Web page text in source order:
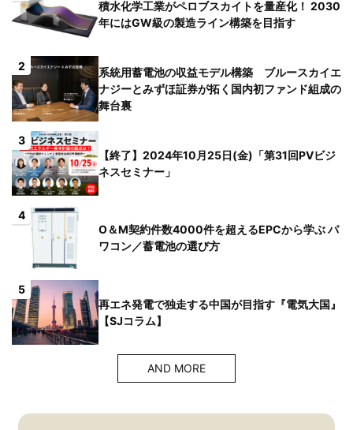
積水化学工業がペロブスカイトを量産化！ 2030
年にはGW級の製造ライン構築を目指す
2
系統用蓄電池の収益モデル構築 ブルースカイエ
ナジーとみずほ証券が拓く国内初ファンド組成の
舞台裏
3
【終了】2024年10月25日(金)「第31回PVビジ
ネスセミナー」
4
O＆M契約件数4000件を超えるEPCから学ぶ パ
ワコン／蓄電池の選び方
5
再エネ発電で独走する中国が目指す『電気大国』
【SJコラム】
AND MORE